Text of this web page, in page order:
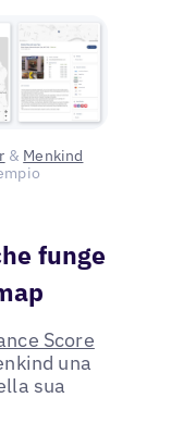
& Menkind
funge
Score
una
sua